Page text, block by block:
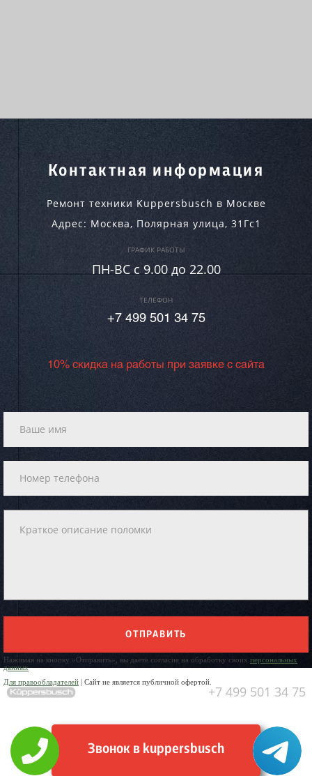
Контактная информация
Ремонт техники Kuppersbusch в Москве
Адрес: Москва, Полярная улица, 31Гс1
ГРАФИК РАБОТЫ
ПН-ВC c 9.00 до 22.00
ТЕЛЕФОН
+7 499 501 34 75
10% скидка на работы при заявке с сайта
ОТПРАВИТЬ
Нажимая на кнопку «Отправить», вы даете согласие на обработку своих персональных
данных
Для правообладателей | Сайт не является публичной офертой.
+7 499 501 34 75
Звонок в kuppersbusch